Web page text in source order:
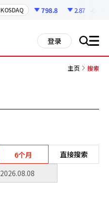
KOSDAQ 798.8 2.87 -0.36%
登录 搜 all
主页 搜索
6个月 直接搜索